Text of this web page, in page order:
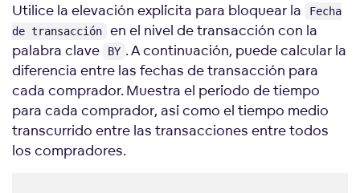
Utilice la elevación explícita para bloquear la
Fecha
de transacción
en el nivel de transacción con la
palabra clave
BY . A continuación, puede calcular la
diferencia entre las fechas de transacción para
cada comprador. Muestra el período de tiempo
para cada comprador, así como el tiempo medio
transcurrido entre las transacciones entre todos
los compradores.